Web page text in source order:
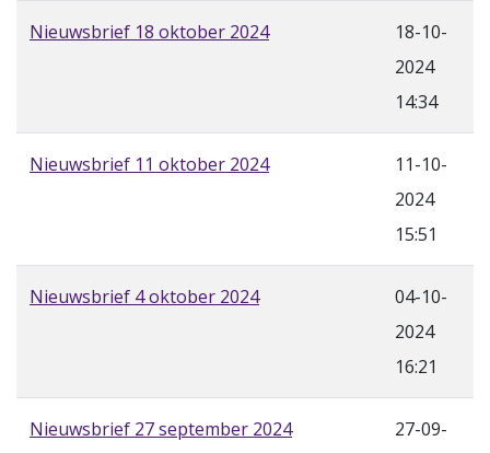
Nieuwsbrief 18 oktober 2024
18-10-
2024
14:34
Nieuwsbrief 11 oktober 2024
11-10-
2024
15:51
Nieuwsbrief 4 oktober 2024
04-10-
2024
16:21
Nieuwsbrief 27 september 2024
27-09-